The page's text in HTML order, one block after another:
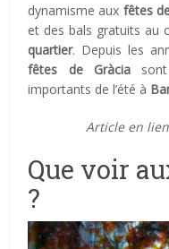
dynamisme aux fêtes
et des bals gratuits au
quartier. Depuis les
fêtes de Gràciasont
importants de l’été à
Article en
Que voir
?